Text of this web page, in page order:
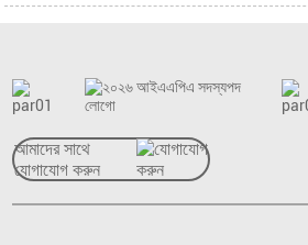
আমাদের সাথে
যোগাযোগ করুন